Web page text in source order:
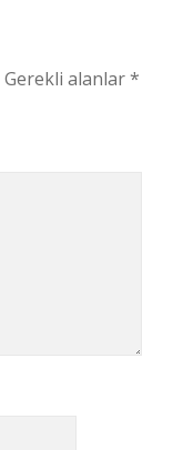
Gerekli alanlar*